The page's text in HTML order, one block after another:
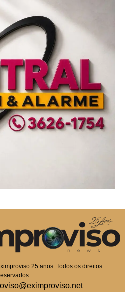
25 anos. Todos os direitos